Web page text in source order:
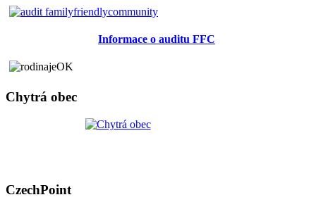
Informace o auditu FFC
Chytrá obec
CzechPoint